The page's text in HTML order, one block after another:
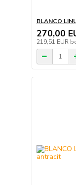
BLANCO
270,00
219,51 EUR